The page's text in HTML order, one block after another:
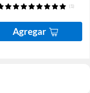
(1)
Agregar